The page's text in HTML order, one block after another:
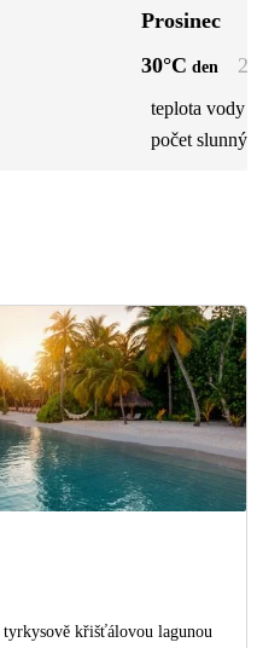
Prosinec
30°C den
teplota vody
počet
tyrkysově křišťálovou lagunou